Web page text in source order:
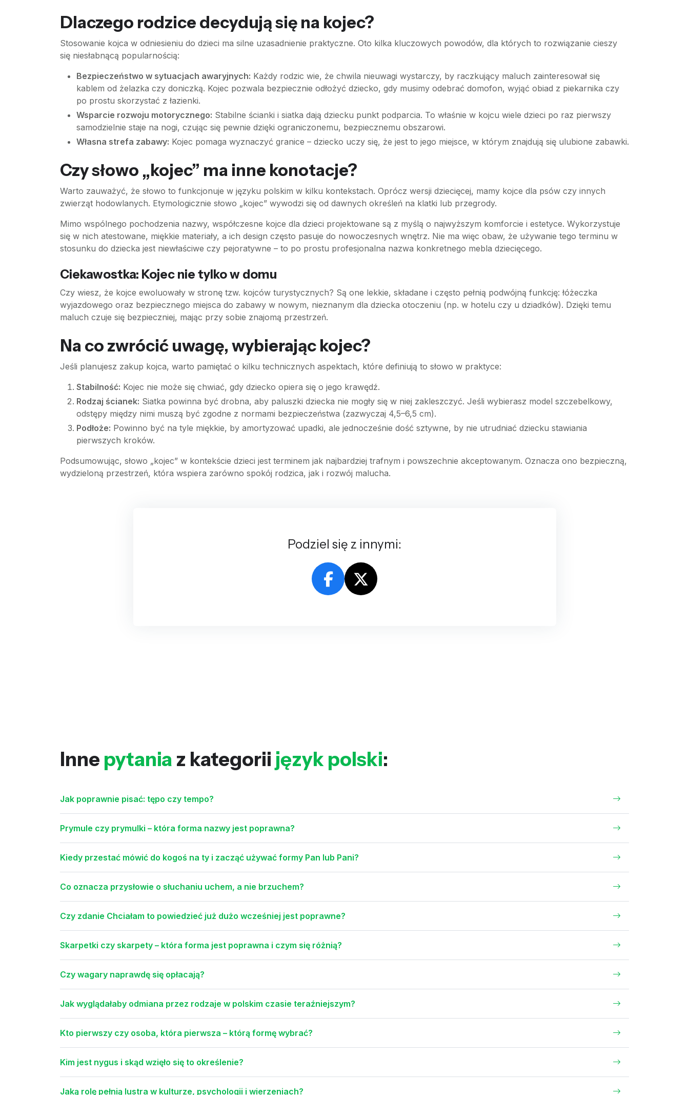
Dlaczego rodzice decydują się na kojec?
Stosowanie kojca w odniesieniu do dzieci ma silne uzasadnienie praktyczne. Oto kilka kluczowych powodów, dla których to rozwiązanie cieszy
się niesłabnącą popularnością:
Bezpieczeństwo w sytuacjach awaryjnych: Każdy rodzic wie, że chwila nieuwagi wystarczy, by raczkujący maluch zainteresował się
kablem od żelazka czy doniczką. Kojec pozwala bezpiecznie odłożyć dziecko, gdy musimy odebrać domofon, wyjąć obiad z piekarnika czy
po prostu skorzystać z łazienki.
Wsparcie rozwoju motorycznego: Stabilne ścianki i siatka dają dziecku punkt podparcia. To właśnie w kojcu wiele dzieci po raz pierwszy
samodzielnie staje na nogi, czując się pewnie dzięki ograniczonemu, bezpiecznemu obszarowi.
Własna strefa zabawy: Kojec pomaga wyznaczyć granice – dziecko uczy się, że jest to jego miejsce, w którym znajdują się ulubione zabawki.
Czy słowo „kojec” ma inne konotacje?
Warto zauważyć, że słowo to funkcjonuje w języku polskim w kilku kontekstach. Oprócz wersji dziecięcej, mamy kojce dla psów czy innych
zwierząt hodowlanych. Etymologicznie słowo „kojec” wywodzi się od dawnych określeń na klatki lub przegrody.
Mimo wspólnego pochodzenia nazwy, współczesne kojce dla dzieci projektowane są z myślą o najwyższym komforcie i estetyce. Wykorzystuje
się w nich atestowane, miękkie materiały, a ich design często pasuje do nowoczesnych wnętrz. Nie ma więc obaw, że używanie tego terminu w
stosunku do dziecka jest niewłaściwe czy pejoratywne – to po prostu profesjonalna nazwa konkretnego mebla dziecięcego.
Ciekawostka: Kojec nie tylko w domu
Czy wiesz, że kojce ewoluowały w stronę tzw. kojców turystycznych? Są one lekkie, składane i często pełnią podwójną funkcję: łóżeczka
wyjazdowego oraz bezpiecznego miejsca do zabawy w nowym, nieznanym dla dziecka otoczeniu (np. w hotelu czy u dziadków). Dzięki temu
maluch czuje się bezpieczniej, mając przy sobie znajomą przestrzeń.
Na co zwrócić uwagę, wybierając kojec?
Jeśli planujesz zakup kojca, warto pamiętać o kilku technicznych aspektach, które definiują to słowo w praktyce:
Stabilność: Kojec nie może się chwiać, gdy dziecko opiera się o jego krawędź.
Rodzaj ścianek: Siatka powinna być drobna, aby paluszki dziecka nie mogły się w niej zakleszczyć. Jeśli wybierasz model szczebelkowy,
odstępy między nimi muszą być zgodne z normami bezpieczeństwa (zazwyczaj 4,5–6,5 cm).
Podłoże: Powinno być na tyle miękkie, by amortyzować upadki, ale jednocześnie dość sztywne, by nie utrudniać dziecku stawiania
pierwszych kroków.
Podsumowując, słowo „kojec” w kontekście dzieci jest terminem jak najbardziej trafnym i powszechnie akceptowanym. Oznacza ono bezpieczną,
wydzieloną przestrzeń, która wspiera zarówno spokój rodzica, jak i rozwój malucha.
Podziel się z innymi:
Inne pytania z kategorii język polski:
Jak poprawnie pisać: tępo czy tempo?
Prymule czy prymulki – która forma nazwy jest poprawna?
Kiedy przestać mówić do kogoś na ty i zacząć używać formy Pan lub Pani?
Co oznacza przysłowie o słuchaniu uchem, a nie brzuchem?
Czy zdanie Chciałam to powiedzieć już dużo wcześniej jest poprawne?
Skarpetki czy skarpety – która forma jest poprawna i czym się różnią?
Czy wagary naprawdę się opłacają?
Jak wyglądałaby odmiana przez rodzaje w polskim czasie teraźniejszym?
Kto pierwszy czy osoba, która pierwsza – którą formę wybrać?
Kim jest nygus i skąd wzięło się to określenie?
Jaką rolę pełnią lustra w kulturze, psychologii i wierzeniach?